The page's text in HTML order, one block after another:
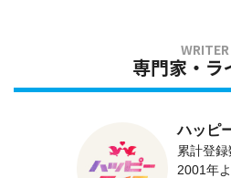
専門家・ラ
ハッピ
累計登録
2001年